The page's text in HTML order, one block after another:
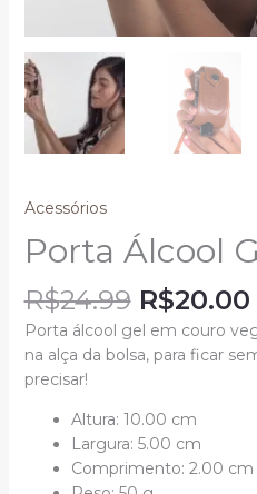
Acessórios
Porta Álcool
R$24.99 R$20.00
Porta álcool gel em couro
na alça da bolsa, para ficar
precisar!
Altura: 10.00 cm
Largura: 5.00 cm
Comprimento: 2.00 cm